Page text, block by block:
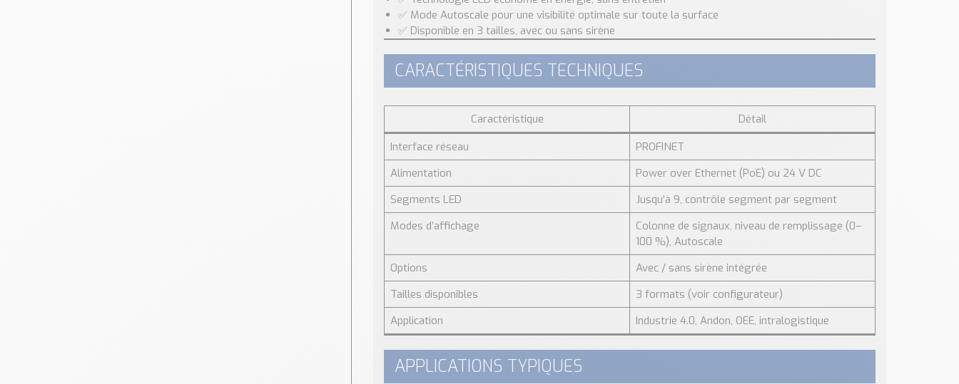
✅ Mode Autoscale pour une visibilité optimale sur toute la surface
✅ Disponible en 3 tailles, avec ou sans sirène
CARACTÉRISTIQUES TECHNIQUES
Caractéristique
Détail
Interface réseau
PROFINET
Alimentation
Power over Ethernet (PoE) ou 24 V DC
Segments LED
Jusqu’à 9, contrôle segment par segment
Modes d’affichage
Colonne de signaux, niveau de remplissage (0–
100 %), Autoscale
Options
Avec / sans sirène intégrée
Tailles disponibles
3 formats (voir configurateur)
Application
Industrie 4.0, Andon, OEE, intralogistique
APPLICATIONS TYPIQUES